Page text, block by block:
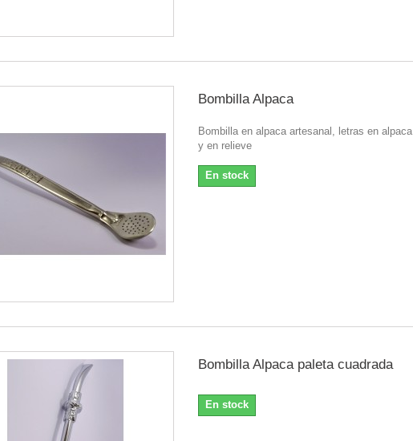
Bombilla Alpaca
Bombilla en alpaca artesanal, letras en alpaca
y en relieve
En stock
Bombilla Alpaca paleta cuadrada
En stock